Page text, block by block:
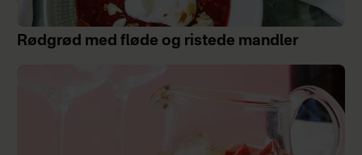
Rødgrød med fløde og ristede mandler